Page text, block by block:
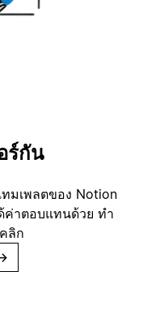
ร์กัน
ทมเพลตของ Notion
ค่าตอบแทนด้วย ทำ
ลิก